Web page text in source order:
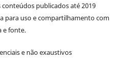
publicados até 2019
para uso e compartilhamento com
e fonte.
e não exaustivos